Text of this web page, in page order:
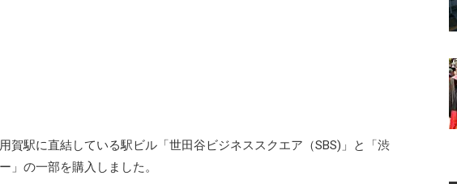
賀駅に直結している駅ビル「世田谷ビジネススクエア（SBS)」と「渋
」の一部を購入しました。